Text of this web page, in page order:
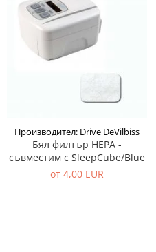
Производител: Drive DeVilbiss
Бял филтър HEPA -
съвместим с SleepCube/Blue
от 4,00 EUR